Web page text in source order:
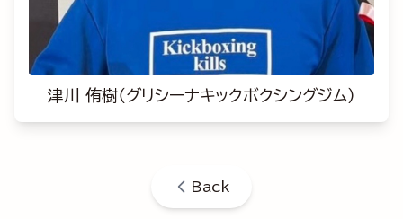
津川 侑樹（グリシーナキックボクシングジム）
Back